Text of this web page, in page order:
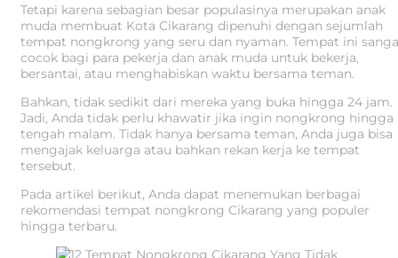
Tetapi karena sebagian besar populasinya merupakan anak
muda membuat Kota Cikarang dipenuhi dengan sejumlah
tempat nongkrong yang seru dan nyaman. Tempat ini
cocok bagi para pekerja dan anak muda untuk bekerja,
bersantai, atau menghabiskan waktu bersama teman.
Bahkan, tidak sedikit dari mereka yang buka hingga 24 jam.
Jadi, Anda tidak perlu khawatir jika ingin nongkrong hingga
tengah malam. Tidak hanya bersama teman, Anda juga bisa
mengajak keluarga atau bahkan rekan kerja ke tempat
tersebut.
Pada artikel berikut, Anda dapat menemukan berbagai
rekomendasi tempat nongkrong Cikarang yang populer
hingga terbaru.